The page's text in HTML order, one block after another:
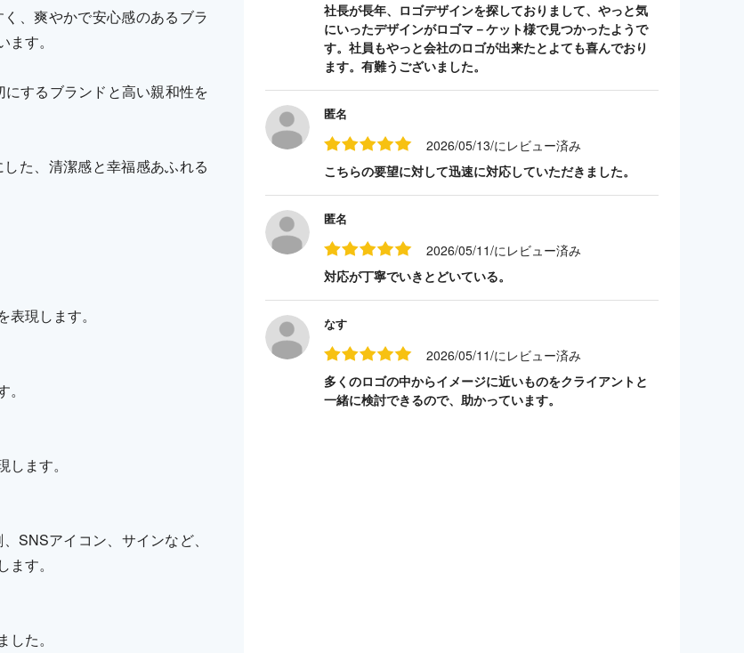
、爽やかで安心感のあるブラ
す。
にするブランドと高い親和性を
た、清潔感と幸福感あふれる
現します。
ます。
SNSアイコン、サインなど、
す。
た。
社長が長年、ロゴデザインを探しておりまして、やっと気
にいったデザインがロゴマ－ケット様で見つかったようで
す。社員もやっと会社のロゴが出来たとよても喜んでおり
ます。有難うございました。
匿名
2026/05/13/にレビュー済み
こちらの要望に対して迅速に対応していただきました。
匿名
2026/05/11/にレビュー済み
対応が丁寧でいきとどいている。
なす
2026/05/11/にレビュー済み
多くのロゴの中からイメージに近いものをクライアントと
一緒に検討できるので、助かっています。